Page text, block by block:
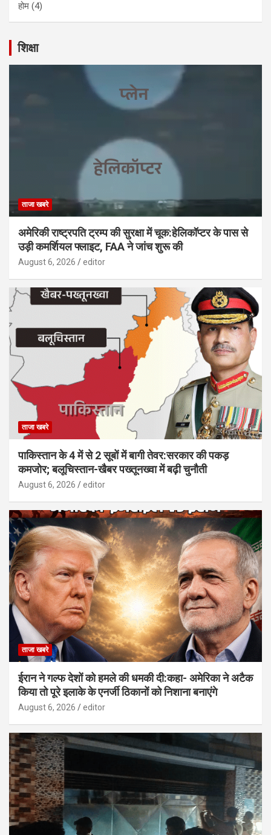
होम (4)
शिक्षा
ताजा खबरे
अमेरिकी राष्ट्रपति ट्रम्प की सुरक्षा में चूक:हेलिकॉप्टर के पास से
उड़ी कमर्शियल फ्लाइट, FAA ने जांच शुरू की
August 6, 2026 editor
ताजा खबरे
पाकिस्तान के 4 में से 2 सूबों में बागी तेवर:सरकार की पकड़
कमजोर; बलूचिस्तान-खैबर पख्तूनख्वा में बढ़ी चुनौती
August 6, 2026 editor
ताजा खबरे
ईरान ने गल्फ देशों को हमले की धमकी दी:कहा- अमेरिका ने अटैक
किया तो पूरे इलाके के एनर्जी ठिकानों को निशाना बनाएंगे
August 6, 2026 editor